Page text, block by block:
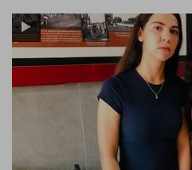
Paraguays
Hohenau